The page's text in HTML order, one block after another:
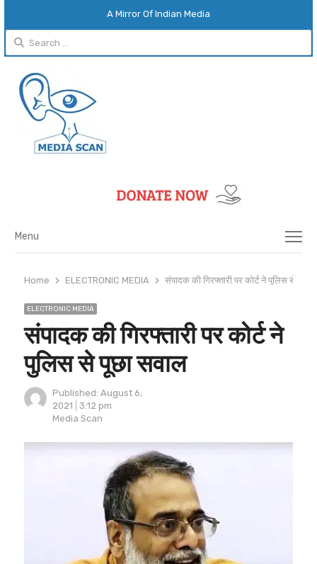
A Mirror Of Indian Media
Search
for:
Menu
Menu
Home ELECTRONIC MEDIA संपादक की गिरफ्तारी पर कोर्ट ने पुलिस से पूछा
ELECTRONIC MEDIA
संपादक की गिरफ्तारी पर कोर्ट ने
पुलिस से पूछा सवाल
Published: August 6,
2021
3:12 pm
Author
Media Scan